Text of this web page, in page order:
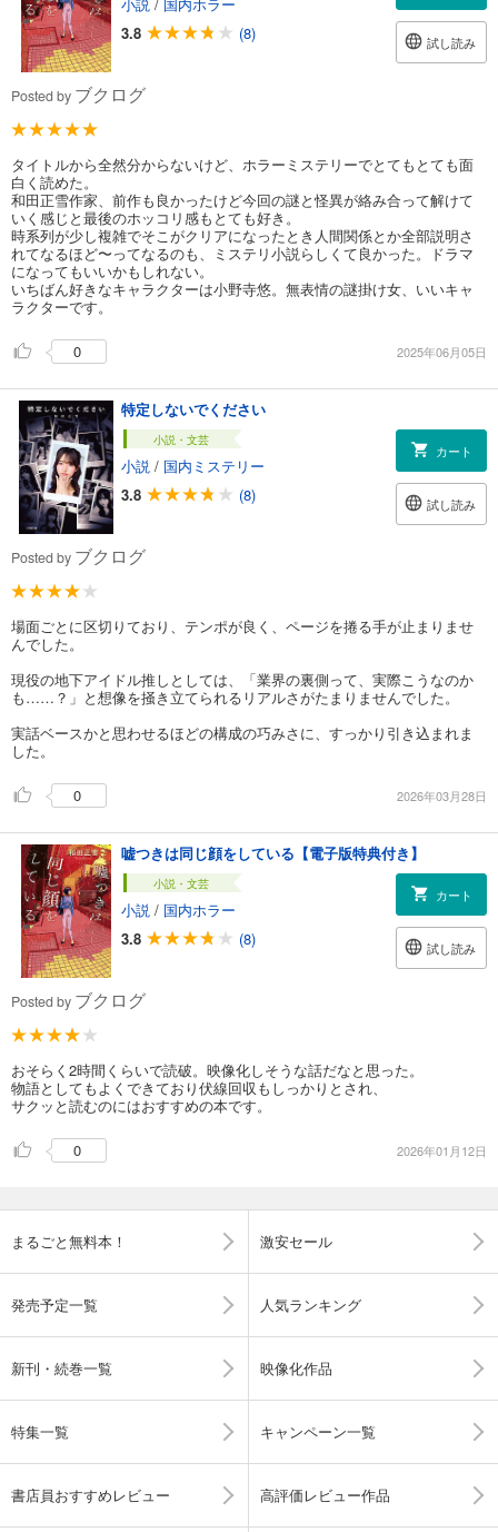
3.8
(8) 試し読み
Posted by ブクログ
タイトルから全然分からないけど、ホラーミステリーでとてもとても面
白く読めた。
和田正雪作家、前作も良かったけど今回の謎と怪異が絡み合って解けて
いく感じと最後のホッコリ感もとても好き。
時系列が少し複雑でそこがクリアになったとき人間関係とか全部説明さ
れてなるほど〜ってなるのも、ミステリ小説らしくて良かった。ドラマ
になってもいいかもしれない。
いちばん好きなキャラクターは小野寺悠。無表情の謎掛け女、いいキャ
ラクターです。
0 2025年06月05日
特定しないでください
小説・文芸
小説 / 国内ミステリー
3.8
(8)
カート
試し読み
Posted by ブクログ
場面ごとに区切りており、テンポが良く、ページを捲る手が止まりませ
んでした。
現役の地下アイドル推しとしては、「業界の裏側って、実際こうなのか
も……？」と想像を掻き立てられるリアルさがたまりませんでした。
実話ベースかと思わせるほどの構成の巧みさに、すっかり引き込まれま
した。
0 2026年03月28日
嘘つきは同じ顔をしている【電子版特典付き】
小説・文芸
小説 / 国内ホラー
3.8
(8)
カート
試し読み
Posted by ブクログ
おそらく2時間くらいで読破。映像化しそうな話だなと思った。
物語としてもよくできており伏線回収もしっかりとされ、
サクッと読むのにはおすすめの本です。
0 2026年01月12日
まるごと無料本！ 激安セール
発売予定一覧 人気ランキング
新刊・続巻一覧 映像化作品
特集一覧 キャンペーン一覧
書店員おすすめレビュー 高評価レビュー作品